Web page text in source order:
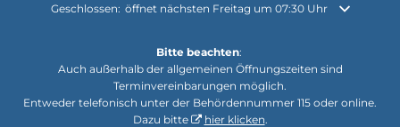
Klicken, um weitere Öffnungs- oder Schließzeiten auszublenden
Geschlossen: öffnet nächsten Freitag um 07:30 Uhr
Bitte beachten:
Auch außerhalb der allgemeinen Öffnungszeiten sind
Terminvereinbarungen möglich.
Entweder telefonisch unter der Behördennummer 115 oder online.
Dazu bitte
hier klicken.